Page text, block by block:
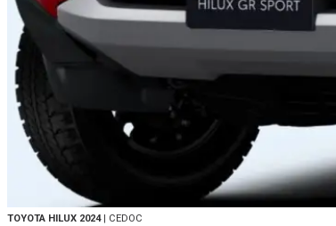
TOYOTA HILUX 2024| CEDOC